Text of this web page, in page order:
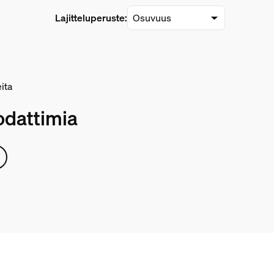
Lajitteluperuste: